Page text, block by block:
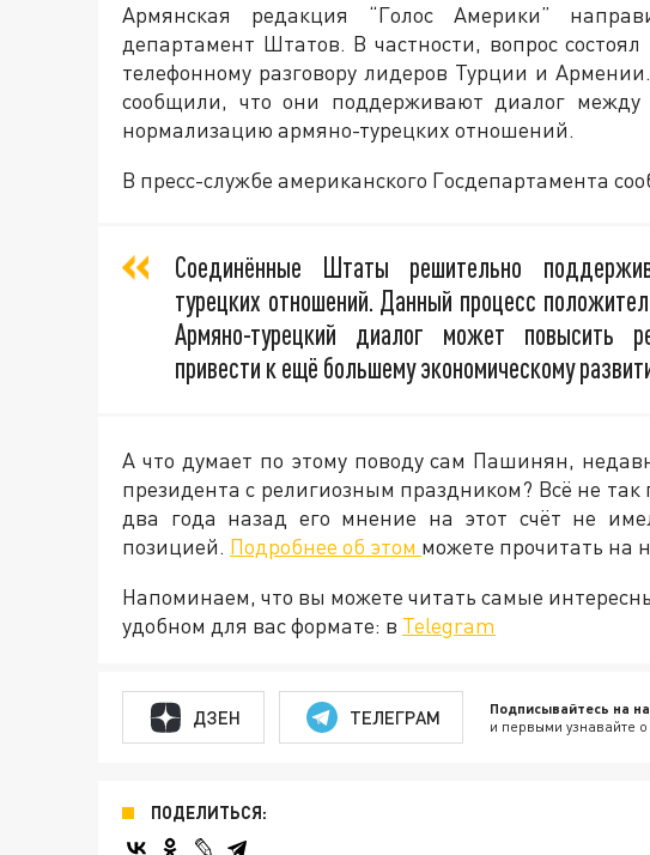
Армянская редакция “Голос Америки”
департамент Штатов. В частности, вопрос
телефонному разговору лидеров Турции и
сообщили, что они поддерживают диалог
нормализацию армяно-турецких отношений.
В пресс-службе американского Госдепартамента
Соединённые Штаты решительно
турецких отношений. Данный процесс
Армяно-турецкий диалог может повысить
привести к ещё большему экономическому
А что думает по этому поводу сам Пашинян,
президента с религиозным праздником? Всё не так
два года назад его мнение на этот счёт не
позицией. Подробнее об этом можете прочитать на
Напоминаем, что вы можете читать самые
удобном для вас формате: в Telegram
ДЗЕН ТЕЛЕГРАМ Подписывайтесь на
и первыми узнавайте
ПОДЕЛИТЬСЯ: